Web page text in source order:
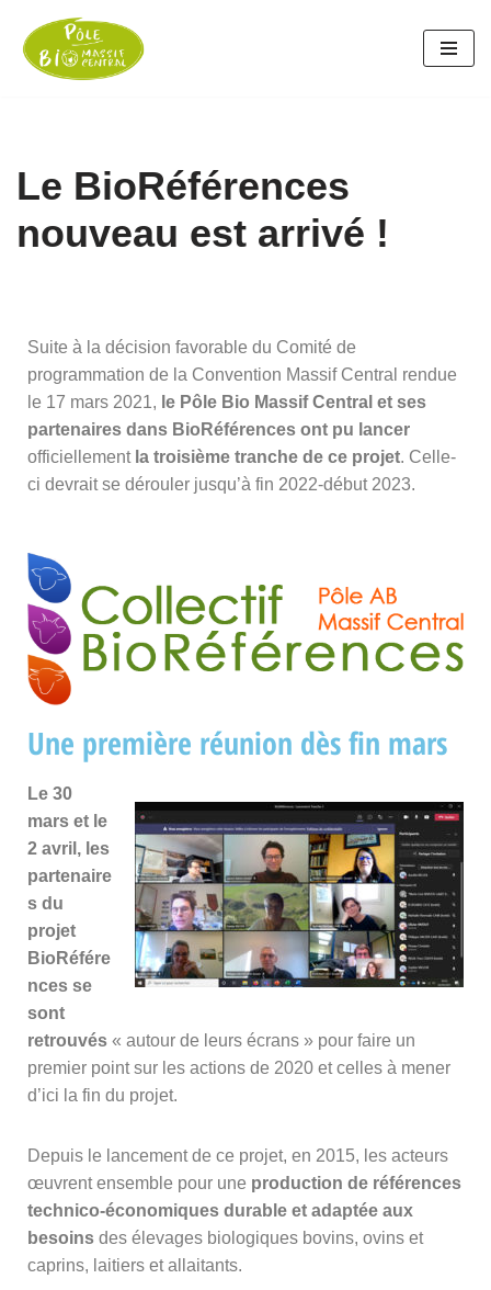
Aller
Le BioRéférences
nouveau est arrivé !
Suite à la décision favorable du Comité de
programmation de la Convention Massif Central rendue
le 17 mars 2021, le Pôle Bio Massif Central et ses
partenaires dans BioRéférences ont pu lancer
officiellement la troisième tranche de ce projet. Celle-
ci devrait se dérouler jusqu’à fin 2022-début 2023.
Une première réunion dès fin mars
Le 30
mars et le
2 avril, les
partenaire
s du
projet
BioRéfére
nces se
sont
retrouvés « autour de leurs écrans » pour faire un
premier point sur les actions de 2020 et celles à mener
d’ici la fin du projet.
Depuis le lancement de ce projet, en 2015, les acteurs
œuvrent ensemble pour une production de références
technico-économiques durable et adaptée aux
besoins des élevages biologiques bovins, ovins et
caprins, laitiers et allaitants.